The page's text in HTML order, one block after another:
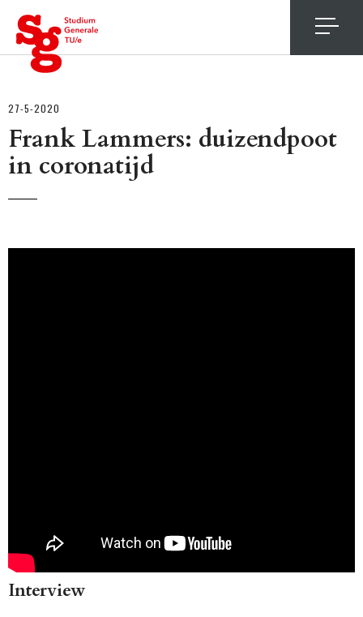
27-5-2020
Frank Lammers: duizendpoot
in coronatijd
Interview